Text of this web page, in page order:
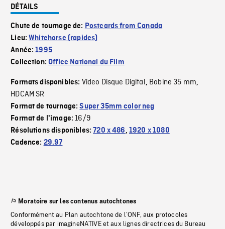
DÉTAILS
Chute de tournage de: Postcards from Canada
Lieu:Whitehorse (rapides)
Année:1995
Collection:Office National du Film
Formats disponibles: Video Disque Digital, Bobine 35 mm,
HDCAM SR
Format de tournage:Super 35mm color neg
Format de l'image:16/9
Résolutions disponibles:720 x 486, 1920 x 1080
Cadence: 29.97
Moratoire sur les contenus autochtones
Conformément au Plan autochtone de l’ONF, aux protocoles
développés par imagineNATIVE et aux lignes directrices du Bureau